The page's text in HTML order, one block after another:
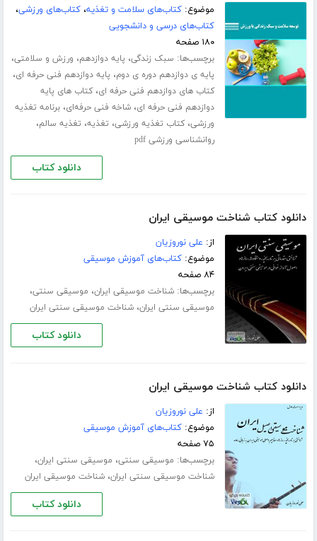
موضوع:کتاب‌های سلامت و تغذیه،کتاب‌های ورزشی،
کتاب‌های درسی و دانشجویی
۱۸۰ صفحه
برچسب‌ها: سبک زندگی، پایه دوازدهم، ورزش و سلامتی،
پایه ی دوازدهم دوره ی دوم، پایه دوازدهم فنی حرفه ای،
کتاب های دوازدهم فنی حرفه ای،کتاب های پایه
دوازدهم فنی حرفه ای،شاخه فنی حرفه‌ای،برنامه تغذیه
ورزشی،کتاب تغذیه ورزشی، تغذیه، تغذیه سالم،
روانشناسی ورزشی pdf
دانلود کتاب
دانلود کتاب شناخت موسیقی ایران
از: علی نوروزیان
موضوع:کتاب‌های آموزش موسیقی
۸۴ صفحه
برچسب‌ها:شناخت موسیقی ایران، موسیقی سنتی،
موسیقی سنتی ایران،شناخت موسیقی سنتی ایران
دانلود کتاب
دانلود کتاب شناخت موسیقی ایران
از: علی نوروزیان
موضوع:کتاب‌های آموزش موسیقی
۷۵ صفحه
برچسب‌ها: موسیقی سنتی، موسیقی سنتی ایران،
شناخت موسیقی سنتی ایران،شناخت موسیقی ایران
دانلود کتاب